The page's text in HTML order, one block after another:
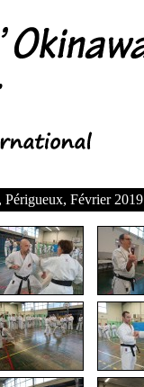
Périgueux, Février 2019